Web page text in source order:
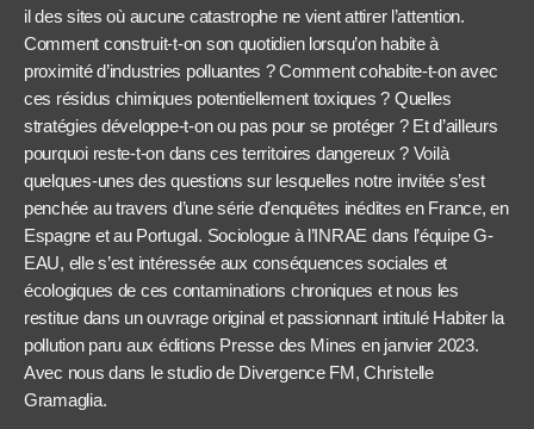
il des sites où aucune catastrophe ne vient attirer l’attention.
Comment construit-t-on son quotidien lorsqu’on habite à
proximité d’industries polluantes ? Comment cohabite-t-on avec
ces résidus chimiques potentiellement toxiques ? Quelles
stratégies développe-t-on ou pas pour se protéger ? Et d’ailleurs
pourquoi reste-t-on dans ces territoires dangereux ? Voilà
quelques-unes des questions sur lesquelles notre invitée s’est
penchée au travers d’une série d’enquêtes inédites en France, en
Espagne et au Portugal. Sociologue à l’INRAE dans l’équipe G-
EAU, elle s’est intéressée aux conséquences sociales et
écologiques de ces contaminations chroniques et nous les
restitue dans un ouvrage original et passionnant intitulé Habiter la
pollution paru aux éditions Presse des Mines en janvier 2023.
Avec nous dans le studio de Divergence FM, Christelle
Gramaglia.